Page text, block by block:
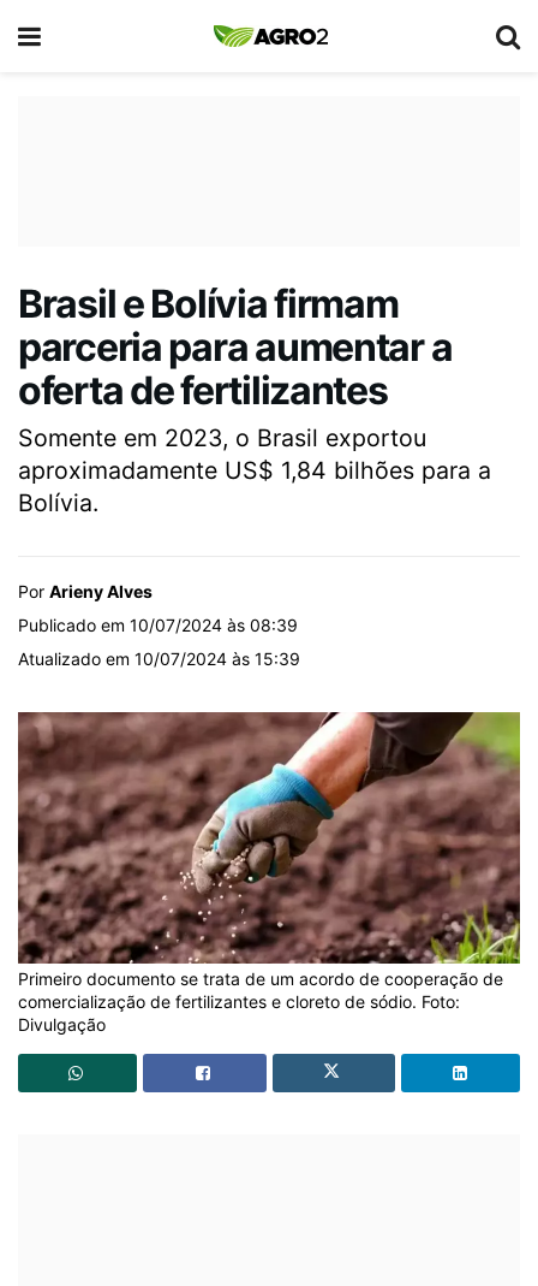
Brasil e Bolívia firmam
parceria para aumentar a
oferta de fertilizantes
Somente em 2023, o Brasil exportou
aproximadamente US$ 1,84 bilhões para a
Bolívia.
Por Arieny Alves
Publicado em 10/07/2024 às 08:39
Atualizado em 10/07/2024 às 15:39
Primeiro documento se trata de um acordo de cooperação de
comercialização de fertilizantes e cloreto de sódio. Foto:
Divulgação